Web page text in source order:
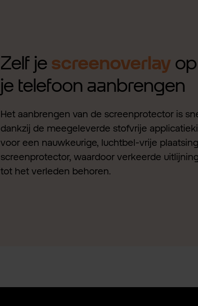
Zelf je screenoverlay op
je telefoon aanbrengen
Het aanbrengen van de screenprotector is
dankzij de meegeleverde stofvrije
voor een nauwkeurige, luchtbel-vrije
screenprotector, waardoor verkeerde
tot het verleden behoren.